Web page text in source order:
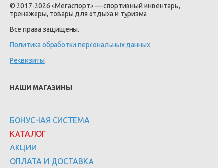
© 2017-2026 «Мегаспорт» — спортивный инвентарь,
тренажеры, товары для отдыха и туризма
Все права защищены.
Политика обработки персональных данных
Реквизиты
НАШИ МАГАЗИНЫ:
БОНУСНАЯ СИСТЕМА
КАТАЛОГ
АКЦИИ
ОПЛАТА И ДОСТАВКА